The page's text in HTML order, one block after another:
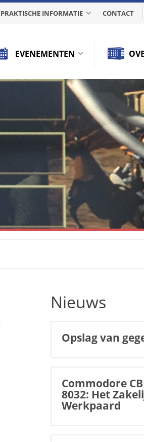
PRAKTISCHE INFORMATIE CONTACT
EVENEMENTEN
Nieuws
Opslag van
Commodore
8032: Het
Werkpaard